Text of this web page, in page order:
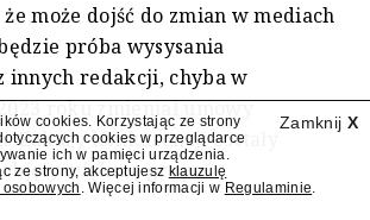
może dojść do zmian w mediach
próba wysysania
innych redakcji, chyba w
roku zmieniał umowy
Zakazy konkurencji zostały
większą grupę.
Zamknij X
cookies. Korzystając ze strony
cookies w przeglądarce
ich w pamięci urządzenia.
ze strony, akceptujesz klauzulę
. Więcej informacji w Regulaminie.